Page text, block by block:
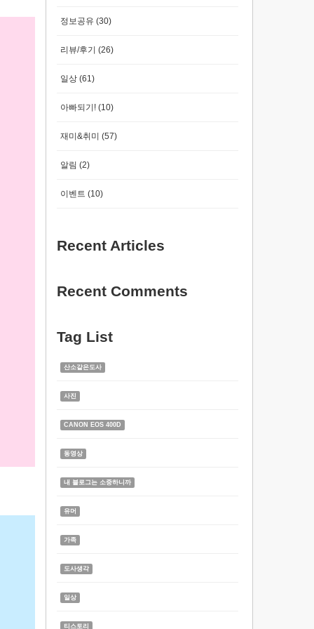
정보공유 (30)
리뷰/후기 (26)
일상 (61)
아빠되기! (10)
재미&취미 (57)
알림 (2)
이벤트 (10)
Recent Articles
Recent Comments
Tag List
산소같은도사
사진
CANON EOS 400D
동영상
내 블로그는 소중하니까
유머
가족
도사생각
일상
티스토리